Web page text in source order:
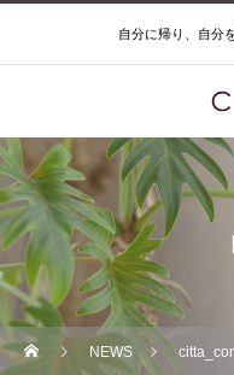
自分に帰り、自分
NEWS